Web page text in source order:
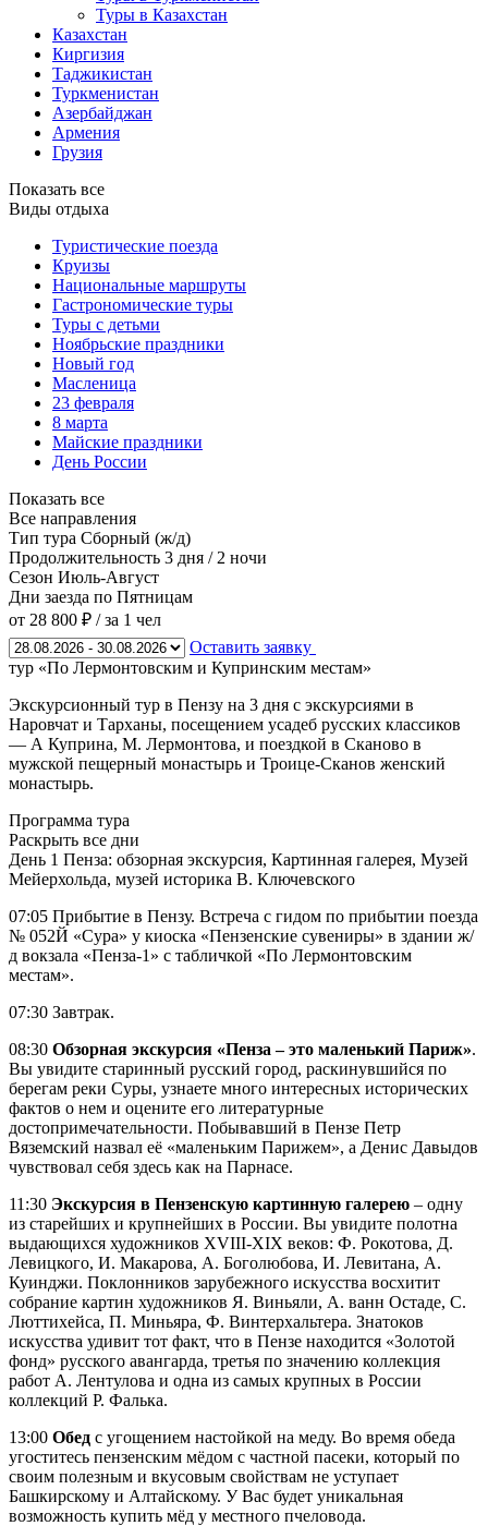
Туры в Казахстан
Казахстан
Киргизия
Таджикистан
Туркменистан
Азербайджан
Армения
Грузия
Показать все
Виды отдыха
Туристические поезда
Круизы
Национальные маршруты
Гастрономические туры
Туры с детьми
Ноябрьские праздники
Новый год
Масленица
23 февраля
8 марта
Майские праздники
День России
Показать все
Все направления
Тип тура Сборный (ж/д)
Продолжительность 3 дня / 2 ночи
Сезон Июль-Август
Дни заезда по Пятницам
от 28 800 ₽ / за 1 чел
Оставить заявку
тур «По Лермонтовским и Купринским местам»
Экскурсионный тур в Пензу на 3 дня с экскурсиями в
Наровчат и Тарханы, посещением усадеб русских классиков
— А Куприна, М. Лермонтова, и поездкой в Сканово в
мужской пещерный монастырь и Троице-Сканов женский
монастырь.
Программа тура
Раскрыть все дни
День 1 Пенза: обзорная экскурсия, Картинная галерея, Музей
Мейерхольда, музей историка В. Ключевского
07:05 Прибытие в Пензу. Встреча с гидом по прибытии поезда
№ 052Й «Сура» у киоска «Пензенские сувениры» в здании ж/
д вокзала «Пенза-1» с табличкой «По Лермонтовским
местам».
07:30 Завтрак.
08:30 Обзорная экскурсия «Пенза – это маленький Париж».
Вы увидите старинный русский город, раскинувшийся по
берегам реки Суры, узнаете много интересных исторических
фактов о нем и оцените его литературные
достопримечательности. Побывавший в Пензе Петр
Вяземский назвал её «маленьким Парижем», а Денис Давыдов
чувствовал себя здесь как на Парнасе.
11:30 Экскурсия в Пензенскую картинную галерею – одну
из старейших и крупнейших в России. Вы увидите полотна
выдающихся художников XVIII-XIX веков: Ф. Рокотова, Д.
Левицкого, И. Макарова, А. Боголюбова, И. Левитана, А.
Куинджи. Поклонников зарубежного искусства восхитит
собрание картин художников Я. Виньяли, А. ванн Остаде, С.
Люттихейса, П. Миньяра, Ф. Винтерхальтера. Знатоков
искусства удивит тот факт, что в Пензе находится «Золотой
фонд» русского авангарда, третья по значению коллекция
работ А. Лентулова и одна из самых крупных в России
коллекций Р. Фалька.
13:00 Обед с угощением настойкой на меду. Во время обеда
угоститесь пензенским мёдом с частной пасеки, который по
своим полезным и вкусовым свойствам не уступает
Башкирскому и Алтайскому. У Вас будет уникальная
возможность купить мёд у местного пчеловода.